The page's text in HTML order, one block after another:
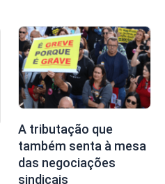
A tributação que
também senta à mesa
das negociações
sindicais